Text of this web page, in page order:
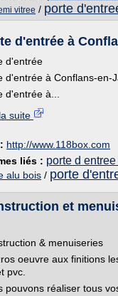
vitree / porte
d'entrée à
d'entrée
d'entrée à Conflans-en-
d'entrée à...
suite
http://www.118box.com
liés : porte d
alu bois / porte
et
& menuiseries
oeuvre aux finitions
pvc.
pouvons réaliser tous